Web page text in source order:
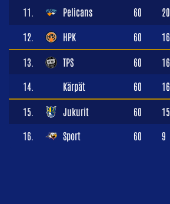
11. Pelicans 60 20
12. HPK 60 16
13. TPS 60 16
14. Kärpät 60 16
15. Jukurit 60 15
16. Sport 60 9